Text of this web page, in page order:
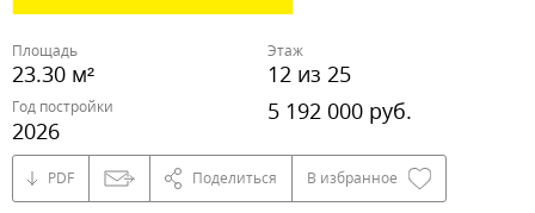
Площадь
23.30 м²
Этаж
12 из 25
Год постройки
2026
5 192 000 руб.
PDF Поделиться В избранное